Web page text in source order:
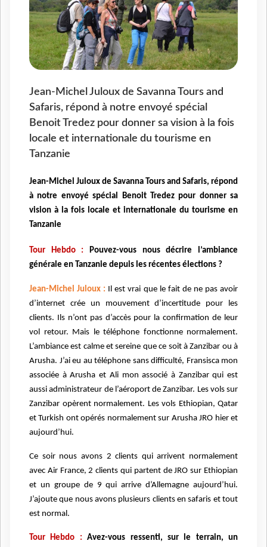
Jean-Michel Juloux de Savanna Tours and
Safaris, répond à notre envoyé spécial
Benoit Tredez pour donner sa vision à la fois
locale et internationale du tourisme en
Tanzanie
Jean-Michel Juloux de Savanna Tours and Safaris, répond
à notre envoyé spécial Benoit Tredez pour donner sa
vision à la fois locale et internationale du tourisme en
Tanzanie
Tour Hebdo : Pouvez-vous nous décrire l’ambiance
générale en Tanzanie depuis les récentes élections ?
Jean-Michel Juloux : Il est vrai que le fait de ne pas avoir
d’internet crée un mouvement d’incertitude pour les
clients. Ils n’ont pas d’accès pour la confirmation de leur
vol retour. Mais le téléphone fonctionne normalement.
L’ambiance est calme et sereine que ce soit à Zanzibar ou à
Arusha. J’ai eu au téléphone sans difficulté, Fransisca mon
associée à Arusha et Ali mon associé à Zanzibar qui est
aussi administrateur de l’aéroport de Zanzibar. Les vols sur
Zanzibar opèrent normalement. Les vols Ethiopian, Qatar
et Turkish ont opérés normalement sur Arusha JRO hier et
aujourd’hui.
Ce soir nous avons 2 clients qui arrivent normalement
avec Air France, 2 clients qui partent de JRO sur Ethiopian
et un groupe de 9 qui arrive d’Allemagne aujourd’hui.
J’ajoute que nous avons plusieurs clients en safaris et tout
est normal.
Tour Hebdo :Avez-vous ressenti, sur le terrain, un